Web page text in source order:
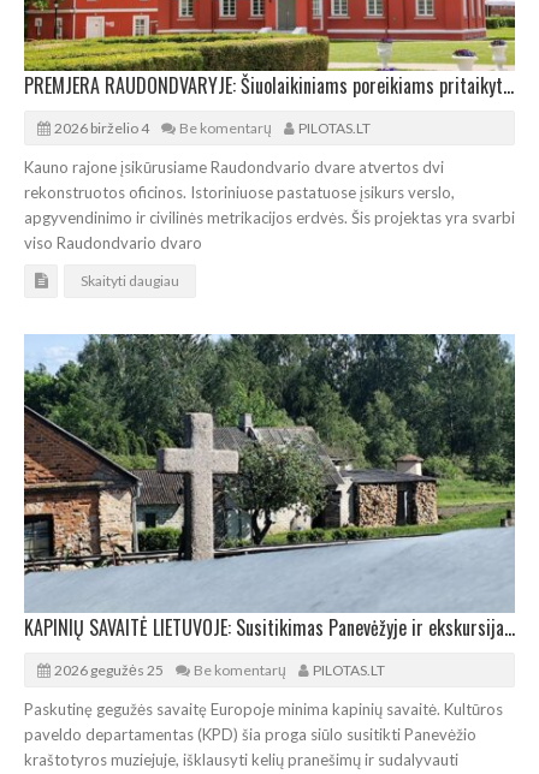
PREMJERA RAUDONDVARYJE: Šiuolaikiniams poreikiams pritaikytos dvaro oficinos
2026 birželio 4 Be komentarų PILOTAS.LT
Kauno rajone įsikūrusiame Raudondvario dvare atvertos dvi
rekonstruotos oficinos. Istoriniuose pastatuose įsikurs verslo,
apgyvendinimo ir civilinės metrikacijos erdvės. Šis projektas yra svarbi
viso Raudondvario dvaro
Skaityti daugiau
KAPINIŲ SAVAITĖ LIETUVOJE: Susitikimas Panevėžyje ir ekskursija po senąsias kapines
2026 gegužės 25 Be komentarų PILOTAS.LT
Paskutinę gegužės savaitę Europoje minima kapinių savaitė. Kultūros
paveldo departamentas (KPD) šia proga siūlo susitikti Panevėžio
kraštotyros muziejuje, išklausyti kelių pranešimų ir sudalyvauti